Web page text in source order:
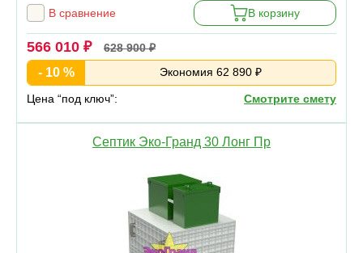
В сравнение В корзину
566 010 ₽ 628 900 ₽
- 10 % Экономия 62 890 ₽
Цена “под ключ”: Смотрите смету
Септик Эко-Гранд 30 Лонг Пр